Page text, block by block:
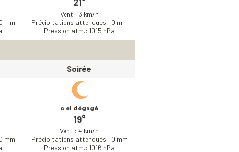
mm
21°
Vent : 3 km/h
Précipitations attendues : 0 mm
Pression atm.: 1015 hPa
mm
Soirée
ciel dégagé
19°
Vent : 4 km/h
Précipitations attendues : 0 mm
Pression atm.: 1016 hPa